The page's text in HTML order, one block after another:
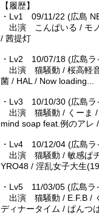
【履歴】
・Lv1 09/11/22 (広島
出演 こんぱいる / モノ
/ 茜提灯
・Lv2 10/07/18 (広島ラ
出演 猫騒動 / 桜高軽音
菌 / HAL / Now loading...
・Lv3 10/10/30 (広島ラ
出演 猫騒動 / くーま /
mind soap feat.例のアレ
・Lv4 10/12/04 (広島ラ
出演 猫騒動 / 敏感ぱ
YRO48 / 淫乱女子大生
・Lv5 11/03/05 (広島ラ
出演 猫騒動 / E.F.B /
ディナータイム / ぱんつ